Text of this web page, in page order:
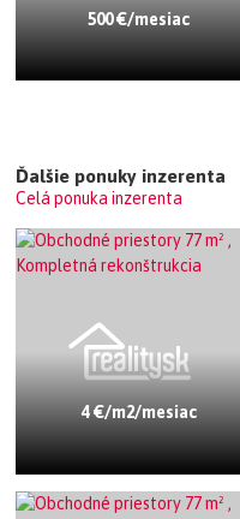
500 €/mesiac
Ďalšie ponuky inzerenta
Celá ponuka inzerenta
4 €/m2/mesiac